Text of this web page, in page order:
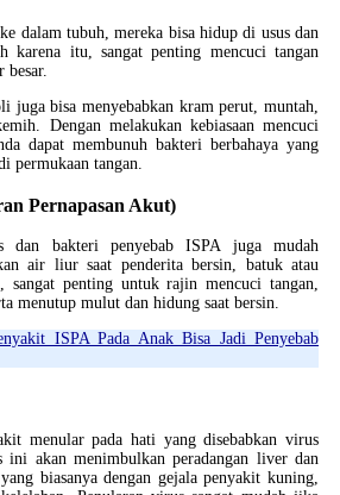
dalam tubuh, mereka bisa hidup di usus dan
karena itu, sangat penting mencuci tangan
besar.
juga bisa menyebabkan kram perut, muntah,
Dengan melakukan kebiasaan mencuci
dapat membunuh bakteri berbahaya yang
permukaan tangan.
Pernapasan Akut)
dan bakteri penyebab ISPA juga mudah
air liur saat penderita bersin, batuk atau
sangat penting untuk rajin mencuci tangan,
menutup mulut dan hidung saat bersin.
ISPA Pada Anak Bisa Jadi Penyebab
menular pada hati yang disebabkan virus
akan menimbulkan peradangan liver dan
biasanya dengan gejala penyakit kuning,